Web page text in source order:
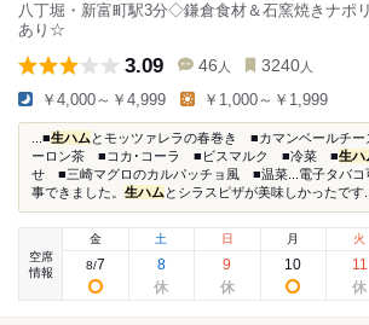
八丁堀・新富町駅3分◇鎌倉食材＆石窯焼きナポ
あり☆
3.09 46 人 3240 人
￥4,000～￥4,999 ￥1,000～￥1,999
...■生ハム とモッツァレラの春巻き ■カマンベールチー
ーロン茶 ■コカ･コーラ ■ビスマルク ■冷菜 ■生ハ
せ ■三崎マグロのカルパッチョ風 ■温菜...電子タバコ
事できました。 生ハム とシラスピザが美味しかったです...
空席
情報
金
8/7
土
8
日
9
月
10
火
11